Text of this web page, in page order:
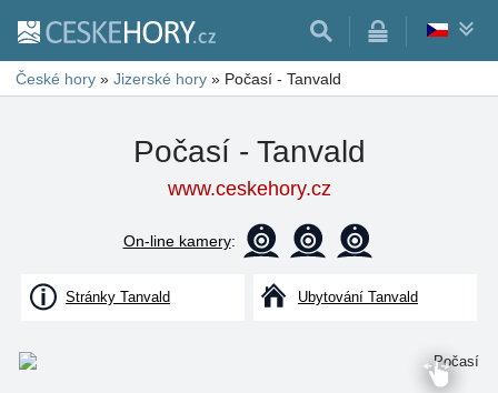
České hory » Jizerské hory » Počasí - Tanvald
Počasí - Tanvald
www.ceskehory.cz
On-line kamery:
Stránky Tanvald Ubytování Tanvald